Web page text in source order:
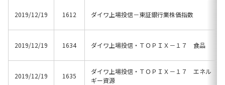
2019/12/19 1612 ダイワ上場投信－東証銀行業株価指数
2019/12/19 1634 ダイワ上場投信・ＴＯＰＩＸ－１７ 食品
2019/12/19 1635
ダイワ上場投信・ＴＯＰＩＸ－１７ エネル
ギー資源